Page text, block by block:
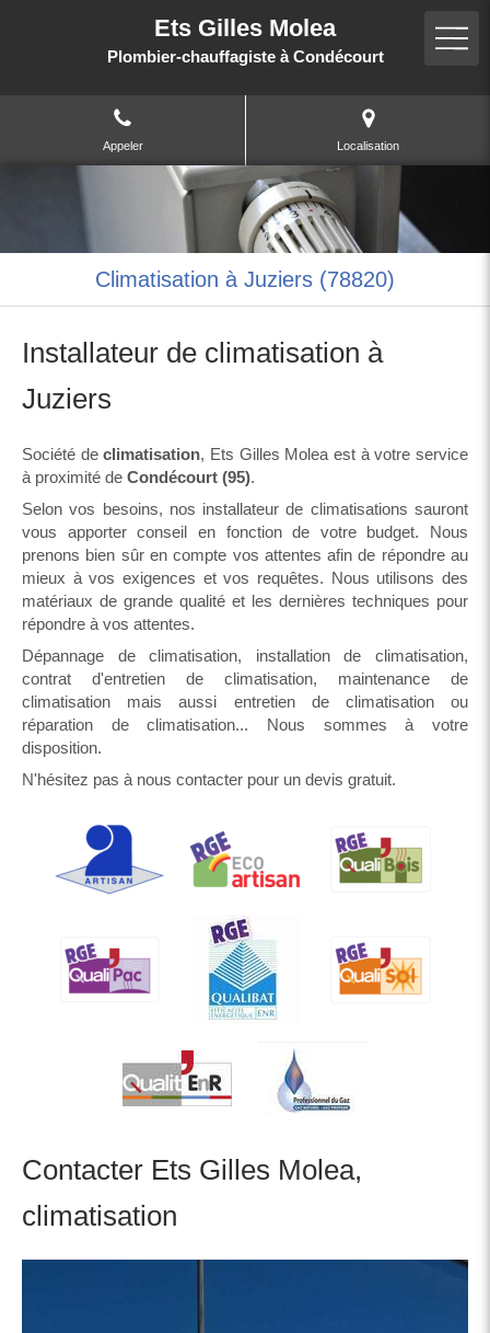
Ets Gilles Molea
Plombier-chauffagiste à Condécourt
Appeler Localisation
Climatisation à Juziers (78820)
Installateur de climatisation à
Juziers
Société declimatisation, Ets Gilles Molea est à votre service
à proximité de Condécourt (95).
Selon vos besoins, nos installateur de climatisations sauront
vous apporter conseil en fonction de votre budget. Nous
prenons bien sûr en compte vos attentes afin de répondre au
mieux à vos exigences et vos requêtes. Nous utilisons des
matériaux de grande qualité et les dernières techniques pour
répondre à vos attentes.
Dépannage de climatisation, installation de climatisation,
contrat d'entretien de climatisation, maintenance de
climatisation mais aussi entretien de climatisation ou
réparation de climatisation... Nous sommes à votre
disposition.
N'hésitez pas à nous contacter pour un devis gratuit.
Contacter Ets Gilles Molea,
climatisation